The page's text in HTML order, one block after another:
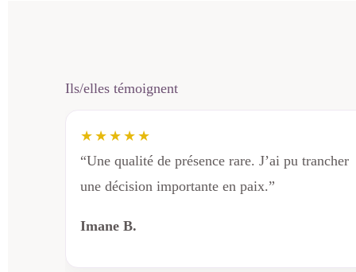
Ils/elles témoignent
★★★★★
“Une qualité de présence rare. J’ai pu trancher
une décision importante en paix.”
Imane B.